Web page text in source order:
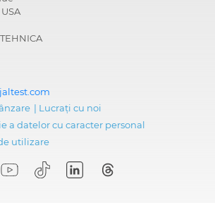
| Lucrați cu noi
a datelor cu caracter personal
utilizare